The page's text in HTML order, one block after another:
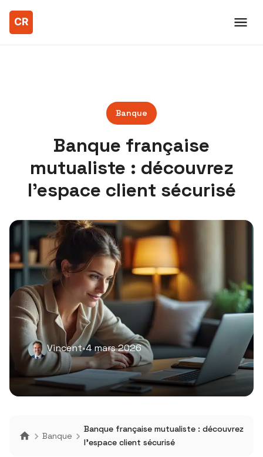
Banque
Banque française
mutualiste : découvrez
l’espace client sécurisé
Vincent•4 mars 2026
Banque
Banque française mutualiste : découvrez
l’espace client sécurisé